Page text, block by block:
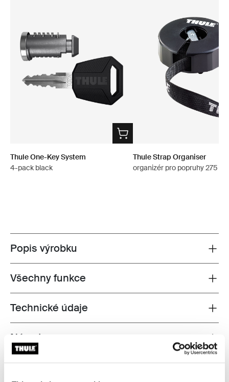
Thule One-Key System
4-pack black
Thule Strap Organiser
organizér pro popruhy 275
Toggle overview
Popis výrobku
Toggle features
Všechny funkce
Toggle techspec
Technické údaje
Toggle guides and instructions
Návod
Recenze